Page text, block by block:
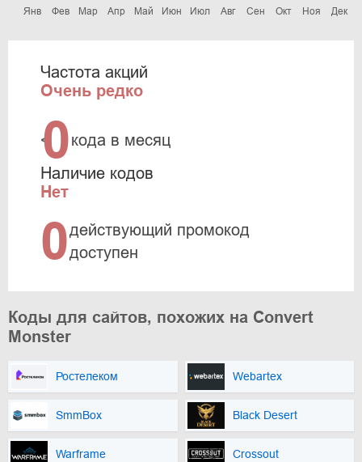
Янв Фев Мар Апр Май Июн Июл Авг Сен Окт Ноя Дек
Частота акций
Очень редко
<0кода в месяц
Наличие кодов
Нет
0действующий промокод
доступен
Коды для сайтов, похожих на Convert
Monster
Ростелеком Webartex
SmmBox Black Desert
Warframe Crossout